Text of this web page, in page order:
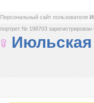
Персональный сайт пользователя
портрет № 198703 зарегистрирован
Июльская